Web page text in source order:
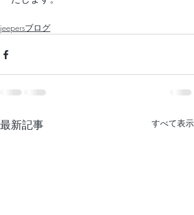
jeepersブログ
最新記事 すべて表示